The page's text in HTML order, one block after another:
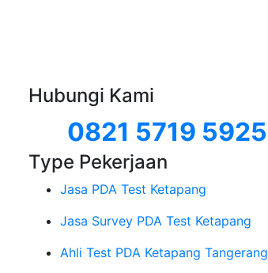
Hubungi Kami
0821 5719 5925
Type Pekerjaan
Jasa PDA Test Ketapang
Jasa Survey PDA Test Ketapang
Ahli Test PDA Ketapang Tangerang